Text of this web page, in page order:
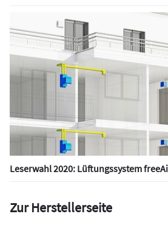
Leserwahl 2020: Lüftungssystem
Zur Herstellerseite